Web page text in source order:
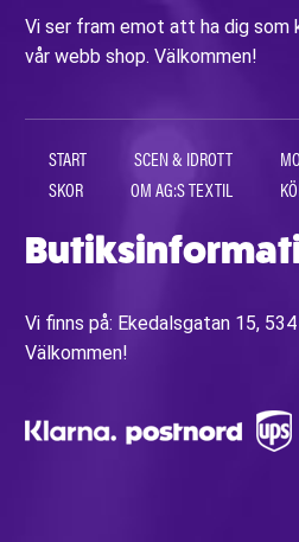
Vi ser fram emot att ha dig som
vår webb shop. Välkommen!
START SCEN & IDROTT
SKOR
OM AG:S TEXTIL
Vi finns på: Ekedalsgatan 15,
Välkommen!